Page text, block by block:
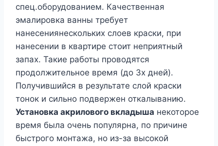
спец.оборудованием. Качественная
эмалировка ванны требует
нанесениянескольких слоев краски, при
нанесении в квартире стоит неприятный
запах. Такие работы проводятся
продолжительное время (до 3х дней).
Получившийся в результате слой краски
тонок и сильно подвержен откалыванию.
Установка акрилового вкладыша некоторое
время была очень популярна, по причине
быстрого монтажа, но из-за высокой